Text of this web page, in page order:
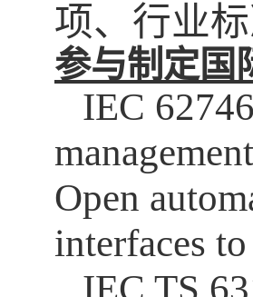
项、行业
参与制定国
IEC
Open
interfaces
IEC TS